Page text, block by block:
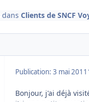
dans Clients de SNCF
Publication: 3 mai 2011
Bonjour, j'ai déjà